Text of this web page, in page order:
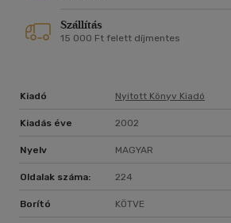
Szállítás
15 000 Ft felett díjmentes
Kiadó Nyitott Könyv Kiadó
Kiadás éve 2002
Nyelv MAGYAR
Oldalak száma: 224
Borító KÖTVE